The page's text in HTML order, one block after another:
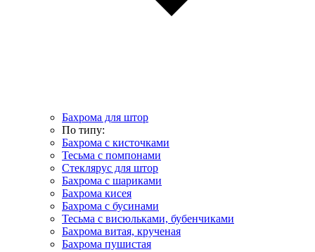
Бахрома для штор
По типу:
Бахрома с кисточками
Тесьма с помпонами
Стеклярус для штор
Бахрома с шариками
Бахрома кисея
Бахрома с бусинами
Тесьма с висюльками, бубенчиками
Бахрома витая, крученая
Бахрома пушистая